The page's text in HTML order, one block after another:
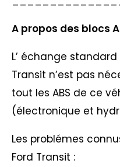
A propos des blocs
L’ échange
Transit n’est pas
tout les ABS de ce
(électronique et
Les problémes
Ford Transit :